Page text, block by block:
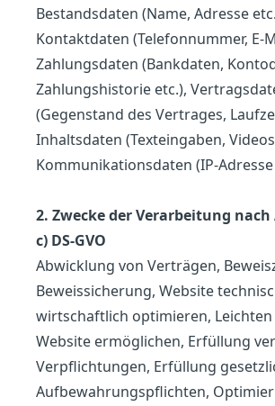
Bestandsdaten (Name, Adresse
Kontaktdaten (Telefonnummer, E-
Zahlungsdaten (Bankdaten,
Zahlungshistorie etc.),
(Gegenstand des Vertrages,
Inhaltsdaten (Texteingaben,
Kommunikationsdaten (IP-Adresse
2. Zwecke der Verarbeitung nach
c) DS-GVO
Abwicklung von Verträgen,
Beweissicherung, Website
wirtschaftlich optimieren,
Website ermöglichen, Erfüllung
Verpflichtungen, Erfüllung
Aufbewahrungspflichten,